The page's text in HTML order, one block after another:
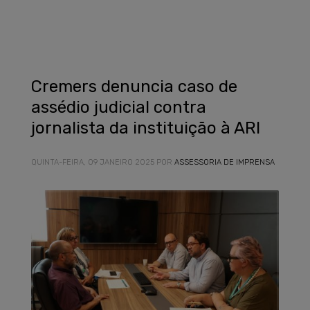
Cremers denuncia caso de
assédio judicial contra
jornalista da instituição à ARI
QUINTA-FEIRA, 09 JANEIRO 2025 POR ASSESSORIA DE IMPRENSA